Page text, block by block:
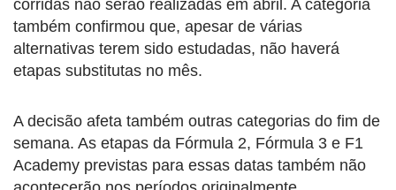
corridas não serão realizadas em abril. A categoria
também confirmou que, apesar de várias
alternativas terem sido estudadas, não haverá
etapas substitutas no mês.
A decisão afeta também outras categorias do fim de
semana. As etapas da Fórmula 2, Fórmula 3 e F1
Academy previstas para essas datas também não